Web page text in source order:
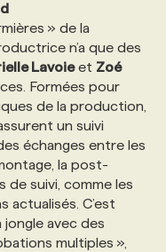
» de la
n’a que des
Lavoieet Zoé
Formées pour
de la production,
un suivi
échanges entre les
la post-
suivi, comme les
actualisés. C’est
avec des
multiples »,